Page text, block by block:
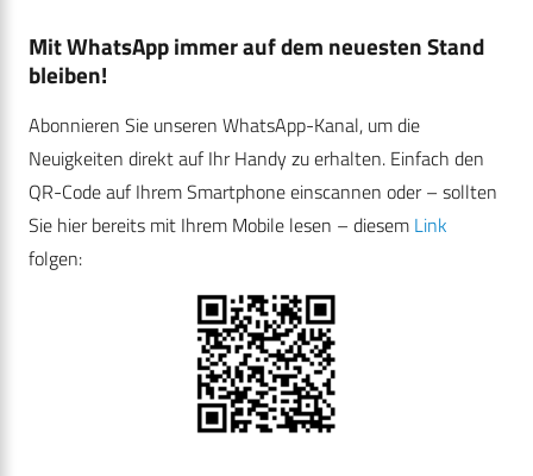
Mit WhatsApp immer auf dem neuesten Stand
bleiben!
Abonnieren Sie unseren WhatsApp-Kanal, um die
Neuigkeiten direkt auf Ihr Handy zu erhalten. Einfach den
QR-Code auf Ihrem Smartphone einscannen oder – sollten
Sie hier bereits mit Ihrem Mobile lesen – diesem Link
folgen: